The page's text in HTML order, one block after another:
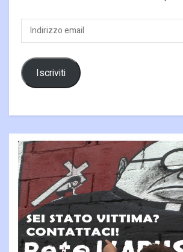
Indirizzo
email
Iscriviti